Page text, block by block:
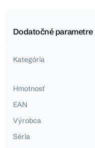
Dodatočné parametre
Kategória
Hmotnosť
EAN
Výrobca
Séria